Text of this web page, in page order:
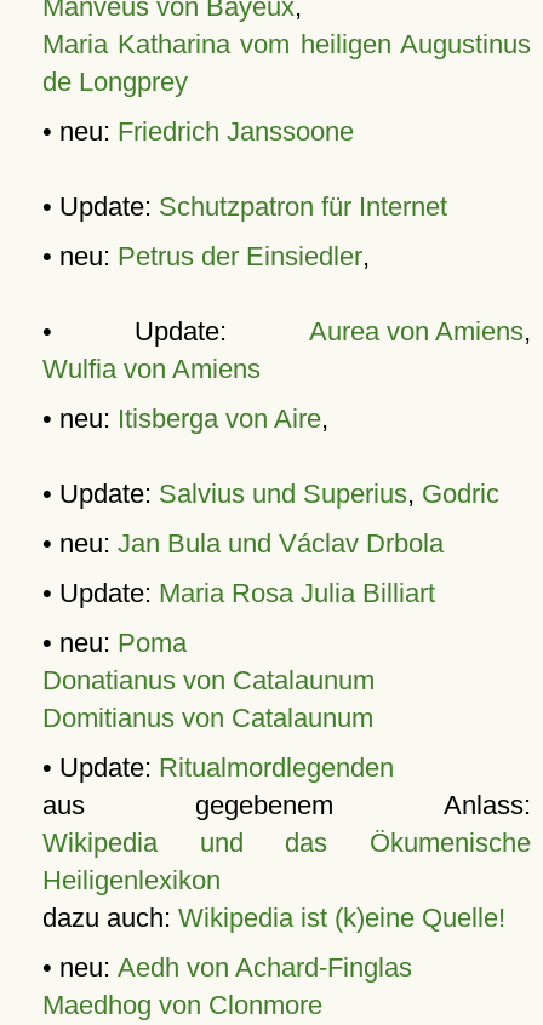
Manveus von Bayeux,
Maria Katharina vom heiligen Augustinus
de Longprey
• neu: Friedrich Janssoone
• Update: Schutzpatron für Internet
• neu: Petrus der Einsiedler,
• Update: Aurea von Amiens,
Wulfia von Amiens
• neu: Itisberga von Aire,
• Update: Salvius und Superius, Godric
• neu: Jan Bula und Václav Drbola
• Update: Maria Rosa Julia Billiart
• neu: Poma
Donatianus von Catalaunum
Domitianus von Catalaunum
• Update: Ritualmordlegenden
aus gegebenem Anlass:
Wikipedia und das Ökumenische
Heiligenlexikon
dazu auch: Wikipedia ist (k)eine Quelle!
• neu: Aedh von Achard-Finglas
Maedhog von Clonmore